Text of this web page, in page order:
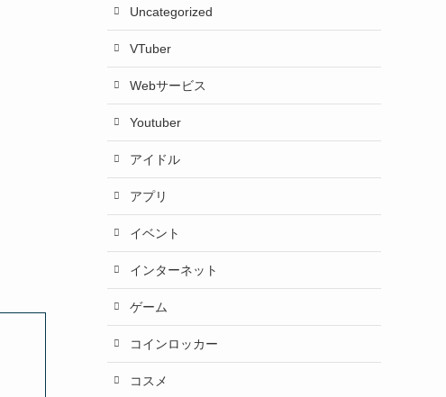
Uncategorized
VTuber
Webサービス
Youtuber
アイドル
アプリ
イベント
インターネット
ゲーム
コインロッカー
コスメ